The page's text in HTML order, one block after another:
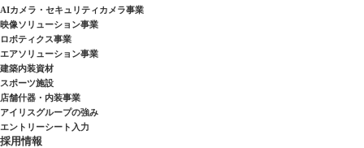
AIカメラ・セキュリティカメラ事業
映像ソリューション事業
ロボティクス事業
エアソリューション事業
建築内装資材
スポーツ施設
店舗什器・内装事業
アイリスグループの強み
エントリーシート入力
採用情報